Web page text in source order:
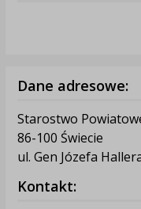
Dane adresowe:
Starostwo
86-100 Świecie
ul. Gen Józefa
Kontakt: